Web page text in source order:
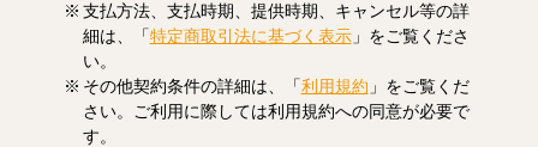
支払方法、支払時期、提供時期、キャンセル等の詳
細は、「特定商取引法に基づく表示」をご覧くださ
い。
その他契約条件の詳細は、「利用規約 」をご覧くだ
さい。ご利用に際しては利用規約への同意が必要で
す。